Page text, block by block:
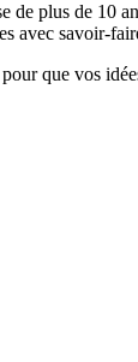
plus de
avec savoir-
que vos